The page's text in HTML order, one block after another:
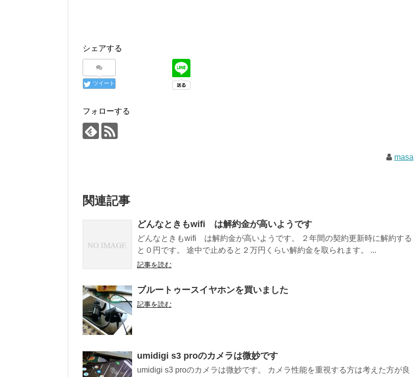
シェアする
ツイート
フォローする
masa
関連記事
どんなときもwifi は解約金が高いようです
どんなときもwifi は解約金が高いようです。 ２年間の契約更新時に解約する
と０円です。 途中で止めると２万円くらい解約金を取られます。 ...
記事を読む
ブルートゥースイヤホンを買いました
記事を読む
umidigi s3 proのカメラは微妙です
umidigi s3 proのカメラは微妙です。 カメラ性能を重視する方は考えた方が良